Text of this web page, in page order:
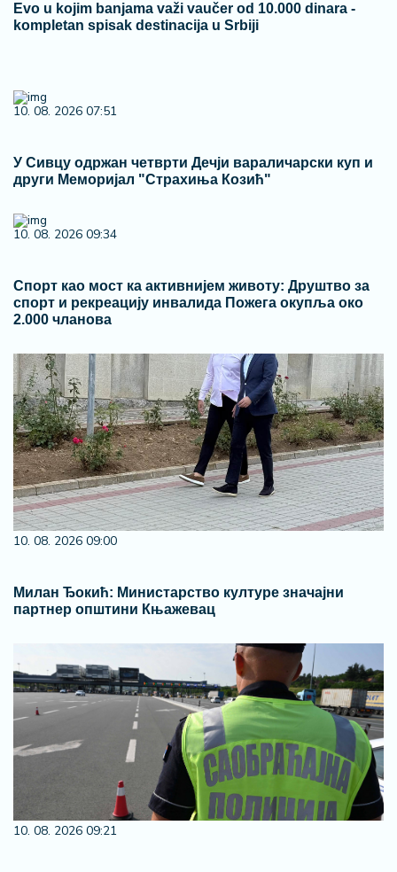
Evo u kojim banjama važi vaučer od 10.000 dinara -
kompletan spisak destinacija u Srbiji
10. 08. 2026 07:51
У Сивцу одржан четврти Дечји вараличарски куп и
други Меморијал "Страхиња Козић"
10. 08. 2026 09:34
Спорт као мост ка активнијем животу: Друштво за
спорт и рекреацију инвалида Пожега окупља око
2.000 чланова
10. 08. 2026 09:00
Милан Ђокић: Министарство културе значајни
партнер општини Књажевац
10. 08. 2026 09:21